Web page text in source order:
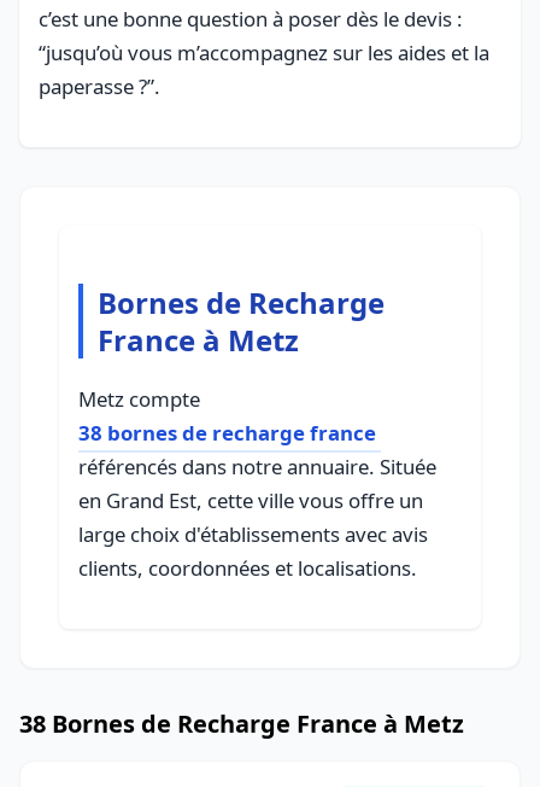
c’est une bonne question à poser dès le devis :
“jusqu’où vous m’accompagnez sur les aides et la
paperasse ?”.
Bornes de Recharge
France à Metz
Metz compte
38 bornes de recharge france
référencés dans notre annuaire. Située
en Grand Est, cette ville vous offre un
large choix d'établissements avec avis
clients, coordonnées et localisations.
38 Bornes de Recharge France à Metz